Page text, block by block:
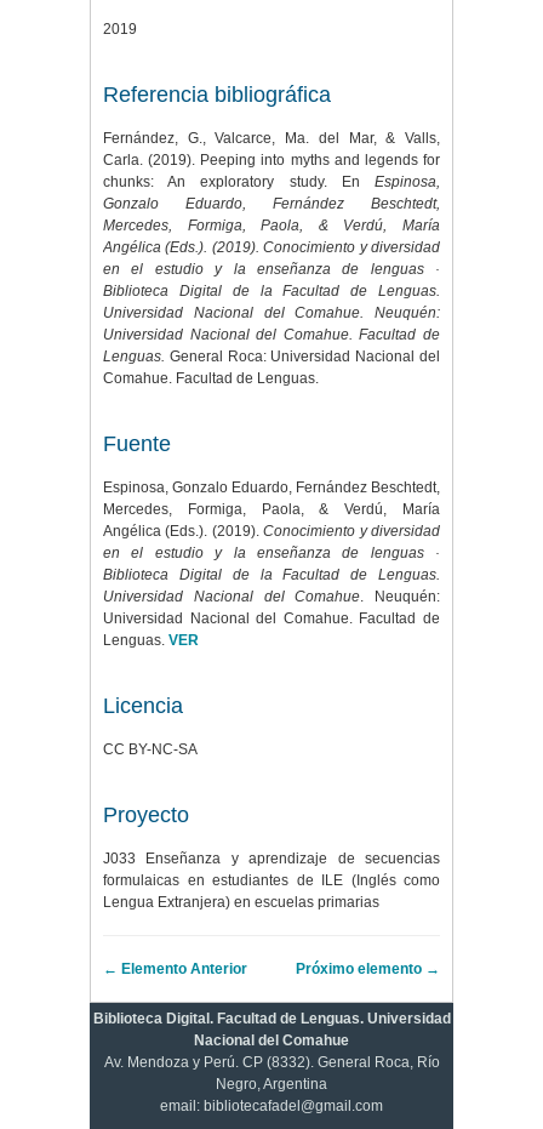
2019
Referencia bibliográfica
Fernández, G., Valcarce, Ma. del Mar, & Valls,
Carla. (2019). Peeping into myths and legends for
chunks: An exploratory study. En Espinosa,
Gonzalo Eduardo, Fernández Beschtedt,
Mercedes, Formiga, Paola, & Verdú, María
Angélica (Eds.). (2019). Conocimiento y diversidad
en el estudio y la enseñanza de lenguas ·
Biblioteca Digital de la Facultad de Lenguas.
Universidad Nacional del Comahue. Neuquén:
Universidad Nacional del Comahue. Facultad de
Lenguas. General Roca: Universidad Nacional del
Comahue. Facultad de Lenguas.
Fuente
Espinosa, Gonzalo Eduardo, Fernández Beschtedt,
Mercedes, Formiga, Paola, & Verdú, María
Angélica (Eds.). (2019).Conocimiento y diversidad
en el estudio y la enseñanza de lenguas ·
Biblioteca Digital de la Facultad de Lenguas.
Universidad Nacional del Comahue. Neuquén:
Universidad Nacional del Comahue. Facultad de
Lenguas. VER
Licencia
CC BY-NC-SA
Proyecto
J033 Enseñanza y aprendizaje de secuencias
formulaicas en estudiantes de ILE (Inglés como
Lengua Extranjera) en escuelas primarias
← Elemento Anterior Próximo elemento →
Biblioteca Digital. Facultad de Lenguas. Universidad
Nacional del Comahue
Av. Mendoza y Perú. CP (8332). General Roca, Río
Negro, Argentina
email: bibliotecafadel@gmail.com